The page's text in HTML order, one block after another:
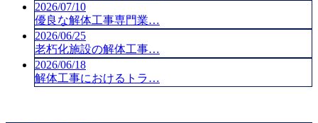
2026/07/10
優良な解体工事専門業…
2026/06/25
老朽化施設の解体工事…
2026/06/18
解体工事におけるトラ…